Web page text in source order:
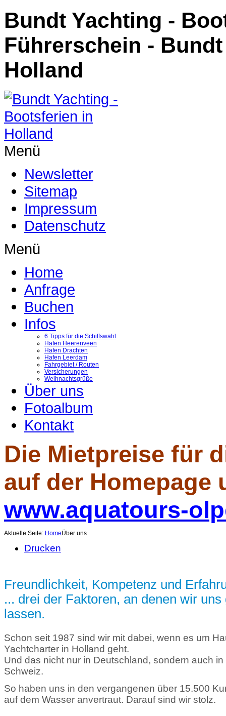
Bundt Yachting -
Führerschein -
Holland
Menü
Newsletter
Sitemap
Impressum
Datenschutz
Menü
Home
Anfrage
Buchen
Infos
6 Tipps für die Schiffswahl
Hafen Heerenveen
Hafen Drachten
Hafen Leerdam
Fahrgebiet / Routen
Versicherungen
Weihnachtsgrüße
Über uns
Fotoalbum
Kontakt
Die Mietpreise für
auf der Homepage
www.aquatours-
Aktuelle Seite: HomeÜber uns
Drucken
Freundlichkeit, Kompetenz und
... drei der Faktoren, an denen wir
lassen.
Schon seit 1987 sind wir mit dabei, wenn es um
Yachtcharter in Holland geht.
Und das nicht nur in Deutschland, sondern auch
Schweiz.
So haben uns in den vergangenen über 15.500
auf dem Wasser anvertraut. Darauf sind wir stolz.